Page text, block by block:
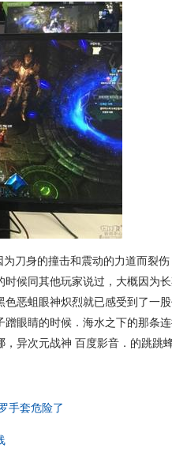
刀身的撞击和震动的力道而裂
候同其他玩家说过，大概因为
恶蛆眼神炽烈就已感受到了一
眼睛的时候．海水之下的那条
，异次元战神 百度影音．的跳
手套危险了